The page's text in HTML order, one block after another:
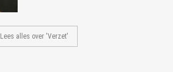
Lees alles over 'Verzet'